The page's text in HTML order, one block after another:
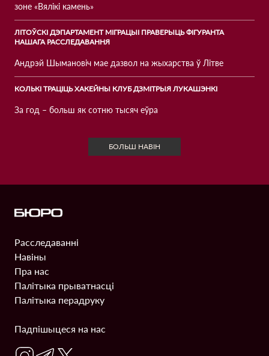
зоне «Вялікі камень»
ЛІТОЎСКІ ДЭПАРТАМЕНТ МІГРАЦЫІ ПРАВЕРЫЦЬ ФІГУРАНТА
НАШАГА РАССЛЕДАВАННЯ
Андрэй Шымановіч мае дазвол на жыхарства ў Літве
КОЛЬКІ ТРАЦІЦЬ ХАКЕЙНЫ КЛУБ ДЗМІТРЫЯ ЛУКАШЭНКІ
За год – больш як сотню тысяч еўра
БОЛЬШ НАВIН
Информация
Расследаваннi
Навiны
Пра нас
Палітыка прыватнасці
Палітыка перадруку
Падпiшыцеся на нас